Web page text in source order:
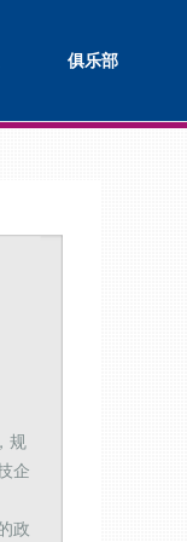
俱乐部
规
企
政